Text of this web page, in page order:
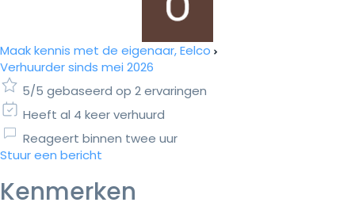
Maak kennis met de eigenaar, Eelco
Verhuurder sinds mei 2026
5/5 gebaseerd op 2 ervaringen
Heeft al 4 keer verhuurd
Reageert binnen twee uur
Stuur een bericht
Kenmerken